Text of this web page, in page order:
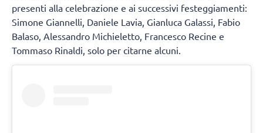
presenti alla celebrazione e ai successivi festeggiamenti:
Simone Giannelli, Daniele Lavia, Gianluca Galassi, Fabio
Balaso, Alessandro Michieletto, Francesco Recine e
Tommaso Rinaldi, solo per citarne alcuni.